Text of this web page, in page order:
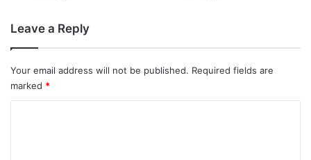
में
बा
श
का
Leave a Reply
Your email address will not be published. Required fields are
marked *